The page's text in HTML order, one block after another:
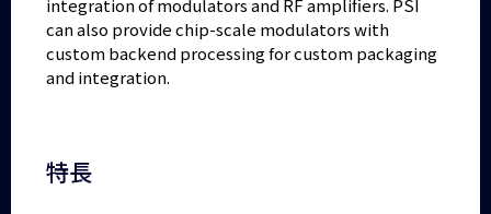
integration of modulators and RF amplifiers. PSI
can also provide chip-scale modulators with
custom backend processing for custom packaging
and integration.
特長